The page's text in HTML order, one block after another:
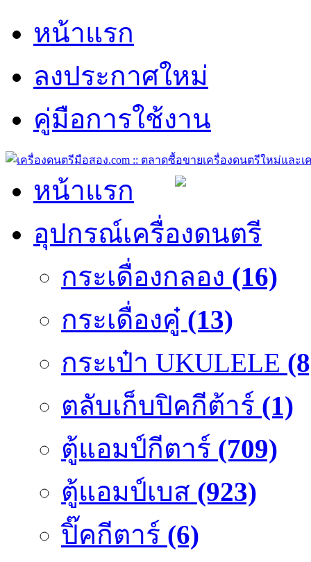
หน้าแรก
ลงประกาศใหม่
คู่มือการใช้งาน
หน้าแรก
อุปกรณ์เครื่องดนตรี
กระเดื่องกลอง (16)
กระเดื่องคู๋ (13)
กระเป๋า UKULELE
ตลับเก็บปิคกีต้าร์ (1)
ตู้แอมป์กีตาร์ (709)
ตู้แอมป์เบส (923)
ปิ๊คกีตาร์ (6)